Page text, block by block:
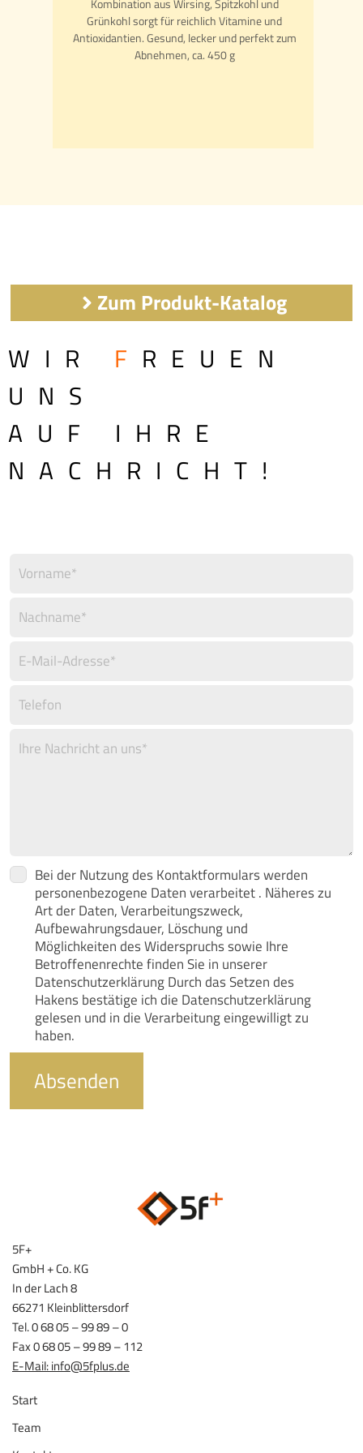
Kombination aus Wirsing, Spitzkohl und
Grünkohl sorgt für reichlich Vitamine und
Antioxidantien. Gesund, lecker und perfekt zum
Abnehmen, ca. 450 g
Zum Produkt-Katalog
WIR F REUEN
UNS
AUF IHRE
NACHRICHT!
Bei der Nutzung des Kontaktformulars werden
personenbezogene Daten verarbeitet . Näheres zu
Art der Daten, Verarbeitungszweck,
Aufbewahrungsdauer, Löschung und
Möglichkeiten des Widerspruchs sowie Ihre
Betroffenenrechte finden Sie in unserer
Datenschutzerklärung Durch das Setzen des
Hakens bestätige ich die Datenschutzerklärung
gelesen und in die Verarbeitung eingewilligt zu
haben.
Absenden
5F+
GmbH + Co. KG
In der Lach 8
66271 Kleinblittersdorf
Tel. 0 68 05 – 99 89 – 0
Fax 0 68 05 – 99 89 – 112
E-Mail: info@5fplus.de
Start
Team